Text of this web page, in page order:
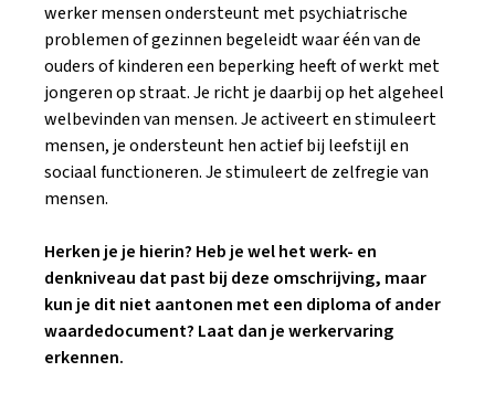
werker mensen ondersteunt met psychiatrische
problemen of gezinnen begeleidt waar één van de
ouders of kinderen een beperking heeft of werkt met
jongeren op straat. Je richt je daarbij op het algeheel
welbevinden van mensen. Je activeert en stimuleert
mensen, je ondersteunt hen actief bij leefstijl en
sociaal functioneren. Je stimuleert de zelfregie van
mensen.
Herken je je hierin? Heb je wel het werk- en
denkniveau dat past bij deze omschrijving, maar
kun je dit niet aantonen met een diploma of ander
waardedocument? Laat dan je werkervaring
erkennen.